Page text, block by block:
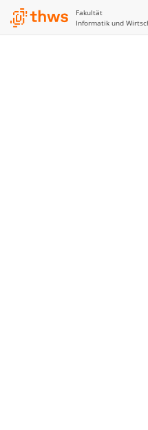
Fakultät
Informatik und